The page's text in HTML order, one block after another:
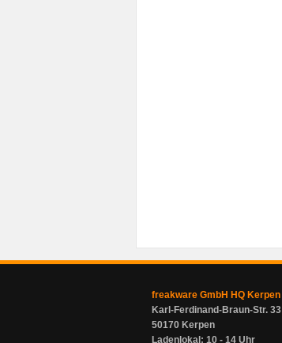
freakware GmbH HQ Kerpen
Karl-Ferdinand-Braun-Str. 33
50170 Kerpen
Ladenlokal: 10 - 14 Uhr